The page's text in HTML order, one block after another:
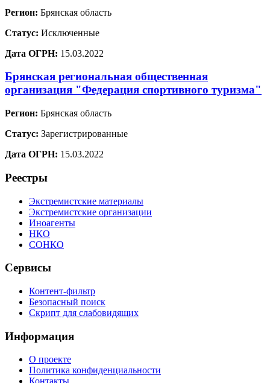
Регион: Брянская область
Статус: Исключенные
Дата ОГРН: 15.03.2022
Брянская региональная общественная
организация "Федерация спортивного туризма"
Регион: Брянская область
Статус: Зарегистрированные
Дата ОГРН: 15.03.2022
Реестры
Экстремистские материалы
Экстремистские организации
Иноагенты
НКО
СОНКО
Сервисы
Контент-фильтр
Безопасный поиск
Скрипт для слабовидящих
Информация
О проекте
Политика конфиденциальности